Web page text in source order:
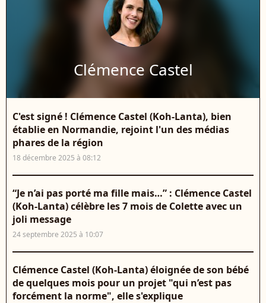
Clémence Castel
C'est signé ! Clémence Castel (Koh-Lanta), bien
établie en Normandie, rejoint l'un des médias
phares de la région
18 décembre 2025 à 08:12
“Je n’ai pas porté ma fille mais…” : Clémence Castel
(Koh-Lanta) célèbre les 7 mois de Colette avec un
joli message
24 septembre 2025 à 10:07
Clémence Castel (Koh-Lanta) éloignée de son bébé
de quelques mois pour un projet "qui n’est pas
forcément la norme", elle s'explique